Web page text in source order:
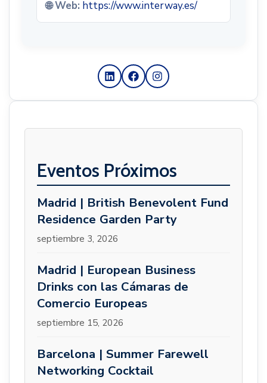
🌐 Web: https://www.interway.es/
Eventos Próximos
Madrid | British Benevolent Fund
Residence Garden Party
septiembre 3, 2026
Madrid | European Business
Drinks con las Cámaras de
Comercio Europeas
septiembre 15, 2026
Barcelona | Summer Farewell
Networking Cocktail